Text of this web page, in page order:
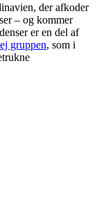
der afkoder
– og kommer
er en del af
gruppen, som i